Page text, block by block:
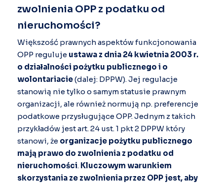
zwolnienia OPP z podatku od
nieruchomości?
Większość prawnych aspektów funkcjonowania
OPP reguluje ustawa z dnia 24 kwietnia 2003 r.
o działalności pożytku publicznego i o
wolontariacie(dalej: DPPW). Jej regulacje
stanowią nie tylko o samym statusie prawnym
organizacji, ale również normują np. preferencje
podatkowe przysługujące OPP. Jednym z takich
przykładów jest art. 24 ust. 1 pkt 2 DPPW który
stanowi, że organizacje pożytku publicznego
mają prawo do zwolnienia z podatku od
nieruchomości. Kluczowym warunkiem
skorzystania ze zwolnienia przez OPP jest, aby